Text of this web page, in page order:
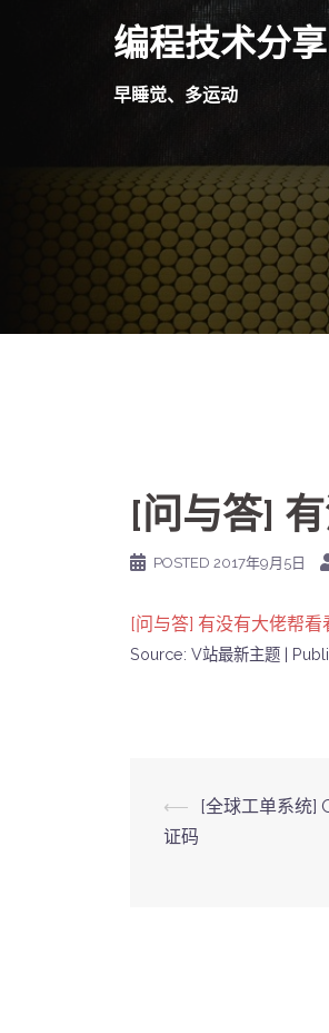
编程技术分享
早睡觉、多运动
[问与答]
POSTED 2017年9月5日
[问与答] 有没有大佬帮
Source: V站最新主题
Post
⟵
[全球工单系统]
证码